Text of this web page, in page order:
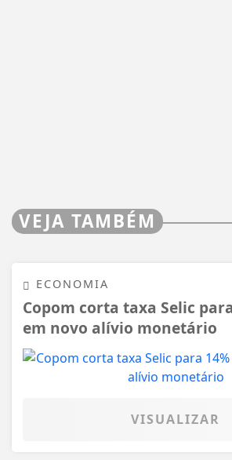
VEJA TAMBÉM
ECONOMIA
Copom corta taxa Selic
em novo alívio monetário
VISUALIZAR